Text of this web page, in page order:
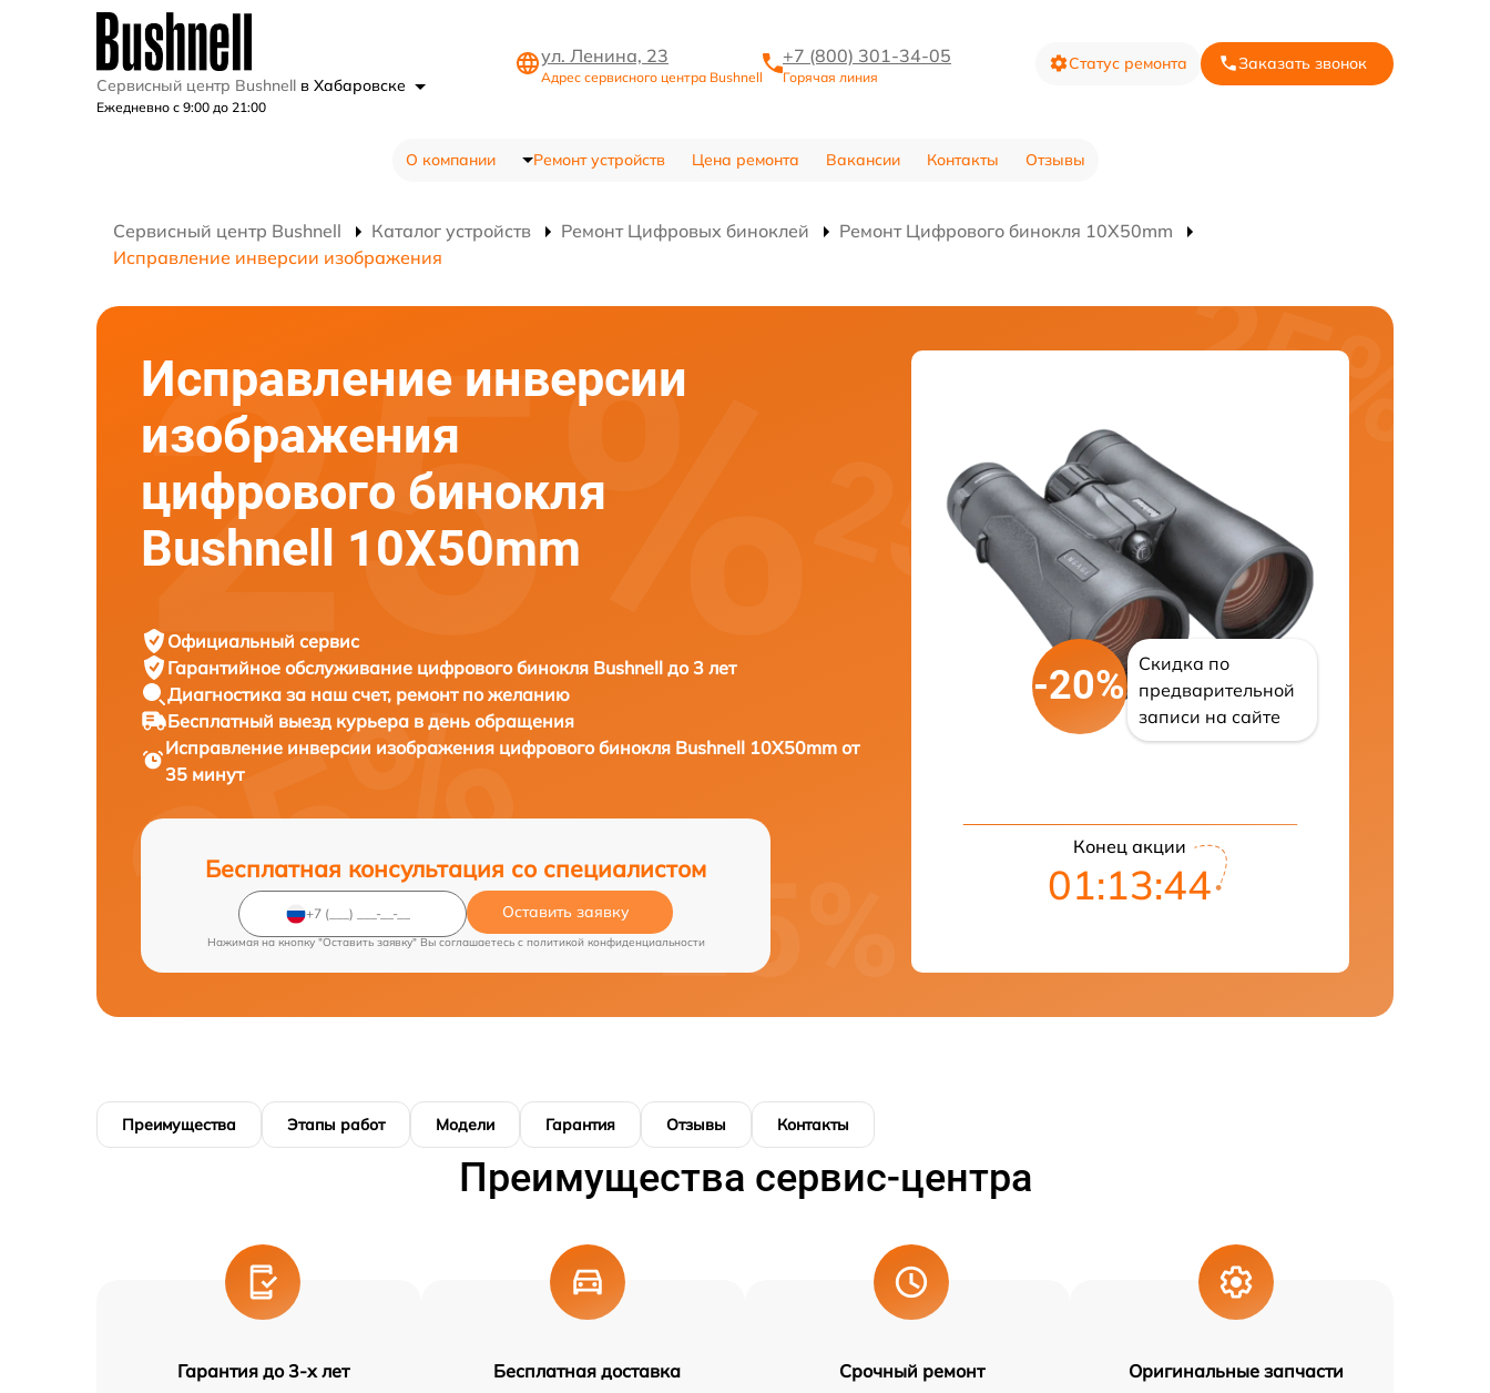
Сервисный центр Bushnell в Хабаровске
Ежедневно с 9:00 до 21:00
ул. Ленина, 23
Адрес сервисного центра Bushnell
+7 (800) 301-34-05
Горячая линия
Статус ремонта Заказать звонок
О компании Ремонт устройств Цена ремонта Вакансии Контакты Отзывы
Сервисный центр Bushnell Каталог устройств Ремонт Цифровых биноклей
Ремонт Цифрового бинокля 10X50mm
Исправление инверсии изображения
Исправление инверсии
изображения
цифрового бинокля
Bushnell 10X50mm
Официальный сервис
Гарантийное обслуживание цифрового бинокля Bushnell до 3 лет
Диагностика за наш счет, ремонт по желанию
Бесплатный выезд курьера в день обращения
Исправление инверсии изображения цифрового бинокля Bushnell 10X50mm от
35 минут
Бесплатная консультация со специалистом
Оставить заявку
Нажимая на кнопку "Оставить заявку" Вы соглашаетесь c политикой конфиденциальности
-20%
Скидка по
предварительной
записи на сайте
Конец акции
01:13:43
Преимущества Этапы работ Модели Гарантия Отзывы Контакты
Преимущества сервис-центра
Гарантия до 3-х лет Бесплатная доставка Срочный ремонт Оригинальные запчасти